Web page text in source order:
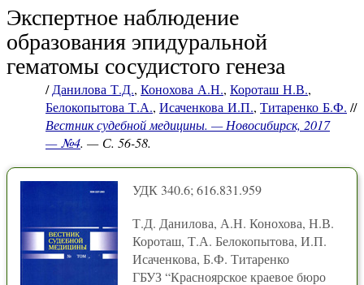
Экспертное наблюдение
образования эпидуральной
гематомы сосудистого генеза
/Данилова Т.Д., Конохова А.Н., Короташ Н.В.,
Белокопытова Т.А., Исаченкова И.П., Титаренко Б.Ф. //
Вестник судебной медицины. — Новосибирск, 2017
— №4. — С. 56-58.
УДК 340.6; 616.831.959
Т.Д. Данилова, А.Н. Конохова, Н.В.
Короташ, Т.А. Белокопытова, И.П.
Исаченкова, Б.Ф. Титаренко
ГБУЗ “Красноярское краевое бюро